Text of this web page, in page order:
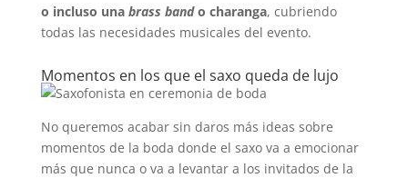
o incluso una brass bando charanga, cubriendo
todas las necesidades musicales del evento.
Momentos en los que el saxo queda de lujo
No queremos acabar sin daros más ideas sobre
momentos de la boda donde el saxo va a emocionar
más que nunca o va a levantar a los invitados de la